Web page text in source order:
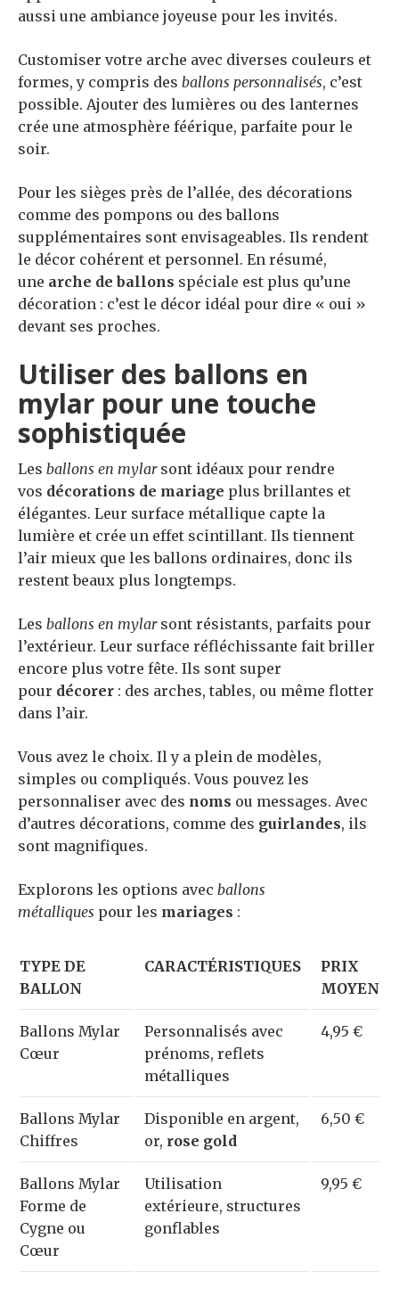
aussi une ambiance joyeuse pour les invités.
Customiser votre arche avec diverses couleurs et
formes, y compris des ballons personnalisés, c’est
possible. Ajouter des lumières ou des lanternes
crée une atmosphère féérique, parfaite pour le
soir.
Pour les sièges près de l’allée, des décorations
comme des pompons ou des ballons
supplémentaires sont envisageables. Ils rendent
le décor cohérent et personnel. En résumé,
une arche de ballons spéciale est plus qu’une
décoration : c’est le décor idéal pour dire « oui »
devant ses proches.
Utiliser des ballons en
mylar pour une touche
sophistiquée
Les ballons en mylarsont idéaux pour rendre
vos décorations de mariage plus brillantes et
élégantes. Leur surface métallique capte la
lumière et crée un effet scintillant. Ils tiennent
l’air mieux que les ballons ordinaires, donc ils
restent beaux plus longtemps.
Les ballons en mylarsont résistants, parfaits pour
l’extérieur. Leur surface réfléchissante fait briller
encore plus votre fête. Ils sont super
pour décorer : des arches, tables, ou même flotter
dans l’air.
Vous avez le choix. Il y a plein de modèles,
simples ou compliqués. Vous pouvez les
personnaliser avec des noms ou messages. Avec
d’autres décorations, comme des guirlandes, ils
sont magnifiques.
Explorons les options avec ballons
métalliques pour les mariages :
TYPE DE
BALLON
CARACTÉRISTIQUES
PRIX
MOYEN
Ballons Mylar
Cœur
Personnalisés avec
prénoms, reflets
métalliques
4,95 €
Ballons Mylar
Chiffres
Disponible en argent,
or, rose gold
6,50 €
Ballons Mylar
Forme de
Cygne ou
Cœur
Utilisation
extérieure, structures
gonflables
9,95 €